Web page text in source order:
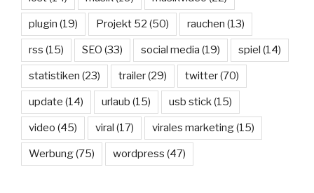
plugin (19) Projekt 52 (50) rauchen (13)
rss (15) SEO (33) social media (19) spiel (14)
statistiken (23) trailer(29) twitter(70)
update (14) urlaub (15) usb stick(15)
video (45) viral (17) virales marketing(15)
Werbung(75) wordpress (47)